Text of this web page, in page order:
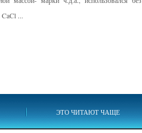
...
ЭТО ЧИТАЮТ ЧАЩЕ